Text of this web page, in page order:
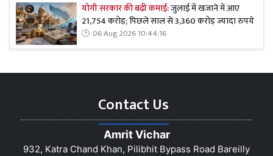
योगी सरकार की बढ़ी कमाई:जुलाई में खजाने में आए
21,754 करोड़; पिछले साल से 3,360 करोड़ ज्यादा रुपये
06 Aug 2026 10:44:16
Contact Us
Amrit Vichar
932, Katra Chand Khan, Pilibhit Bypass Road Bareilly